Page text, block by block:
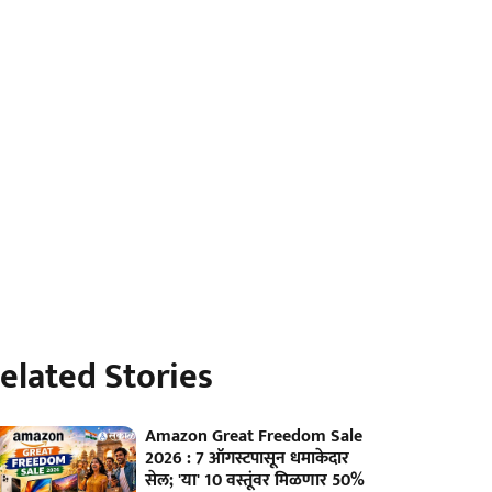
Stories
Amazon Great Freedom Sale
2026 : 7 ऑगस्टपासून धमाकेदार
सेल; 'या' 10 वस्तूंवर मिळणार 50%